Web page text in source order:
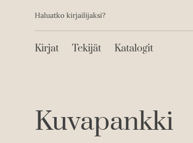
sisältöönToissijainen
Haluatko kirjailijaksi?
Päävalikko
Kirjat Tekijät Katalogit
Kuvapankki